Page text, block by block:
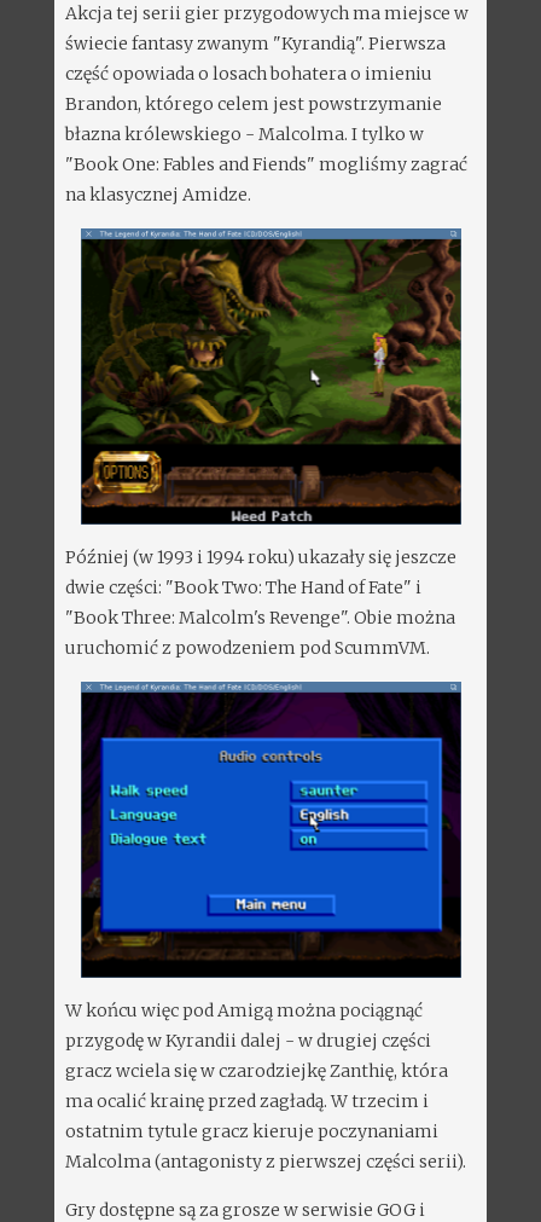
Akcja tej serii gier przygodowych ma miejsce w
świecie fantasy zwanym "Kyrandią". Pierwsza
część opowiada o losach bohatera o imieniu
Brandon, którego celem jest powstrzymanie
błazna królewskiego - Malcolma. I tylko w
"Book One: Fables and Fiends" mogliśmy zagrać
na klasycznej Amidze.
Później (w 1993 i 1994 roku) ukazały się jeszcze
dwie części: "Book Two: The Hand of Fate" i
"Book Three: Malcolm's Revenge". Obie można
uruchomić z powodzeniem pod ScummVM.
W końcu więc pod Amigą można pociągnąć
przygodę w Kyrandii dalej - w drugiej części
gracz wciela się w czarodziejkę Zanthię, która
ma ocalić krainę przed zagładą. W trzecim i
ostatnim tytule gracz kieruje poczynaniami
Malcolma (antagonisty z pierwszej części serii).
Gry dostępne są za grosze w serwisie GOG i